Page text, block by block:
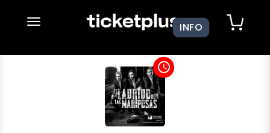
INFO
desplegar navegación
access_time